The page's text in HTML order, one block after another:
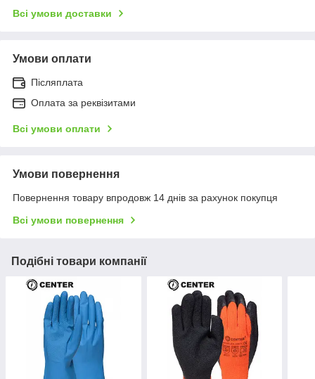
Всі умови доставки
Умови оплати
Післяплата
Оплата за реквізитами
Всі умови оплати
Умови повернення
Повернення товару впродовж 14 днів за рахунок покупця
Всі умови повернення
Подібні товари компанії